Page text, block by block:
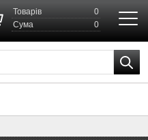
Товарів
0
Cума
0